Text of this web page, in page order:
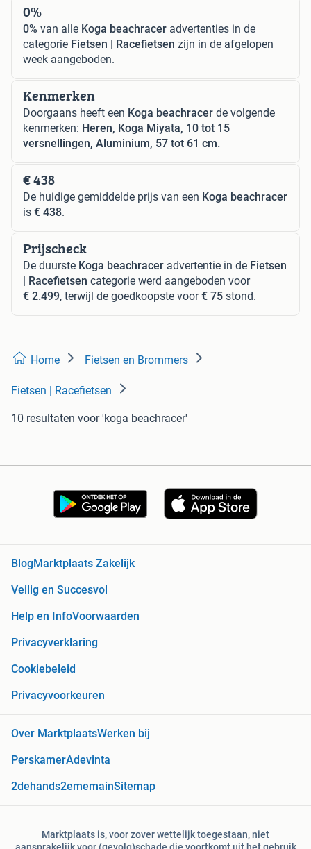
0%
0% van alle Koga beachracer advertenties in de
categorie Fietsen | Racefietsen zijn in de afgelopen
week aangeboden.
Kenmerken
Doorgaans heeft een Koga beachracer de volgende
kenmerken: Heren, Koga Miyata, 10 tot 15
versnellingen, Aluminium, 57 tot 61 cm.
€ 438
De huidige gemiddelde prijs van een Koga beachracer
is € 438.
Prijscheck
De duurste Koga beachracer advertentie in de Fietsen
| Racefietsen categorie werd aangeboden voor
€ 2.499, terwijl de goedkoopste voor€ 75 stond.
Home Fietsen en Brommers
Fietsen | Racefietsen
10 resultaten voor 'koga beachracer'
BlogMarktplaats Zakelijk
Veilig en Succesvol
Help en InfoVoorwaarden
Privacyverklaring
Cookiebeleid
Privacyvoorkeuren
Over MarktplaatsWerken bij
PerskamerAdevinta
2dehands2ememainSitemap
Marktplaats is, voor zover wettelijk toegestaan, niet